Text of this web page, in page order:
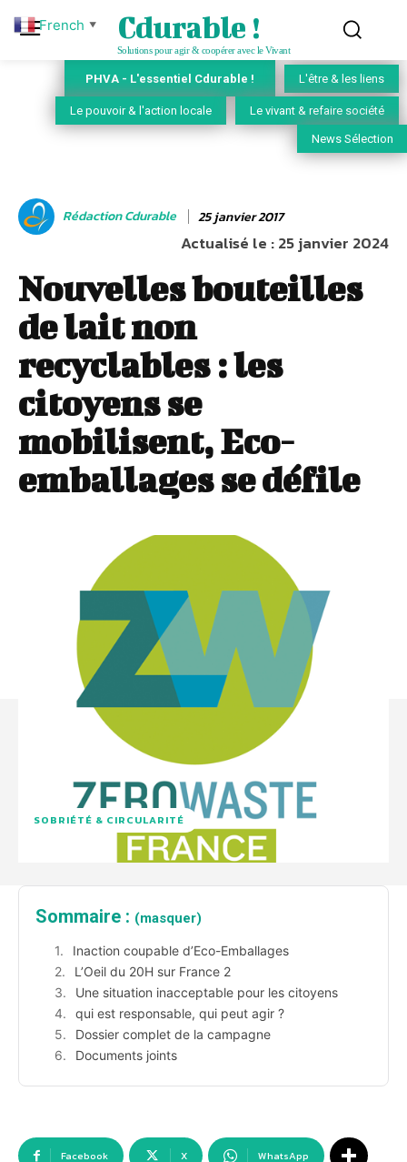
Cdurable !
Solutions pour agir & coopérer avec le Vivant
PHVA - L'essentiel Cdurable ! L'être & les liens
Le pouvoir & l'action locale Le vivant & refaire société
News Sélection
Rédaction Cdurable 25 janvier 2017
Actualisé le :25 janvier 2024
Nouvelles bouteilles
de lait non
recyclables : les
citoyens se
mobilisent, Eco-
emballages se défile
SOBRIÉTÉ & CIRCULARITÉ
Sommaire : (masquer)
Inaction coupable d’Eco-Emballages
L’Oeil du 20H sur France 2
Une situation inacceptable pour les citoyens
qui est responsable, qui peut agir ?
Dossier complet de la campagne
Documents joints
Facebook X WhatsApp
French ▼